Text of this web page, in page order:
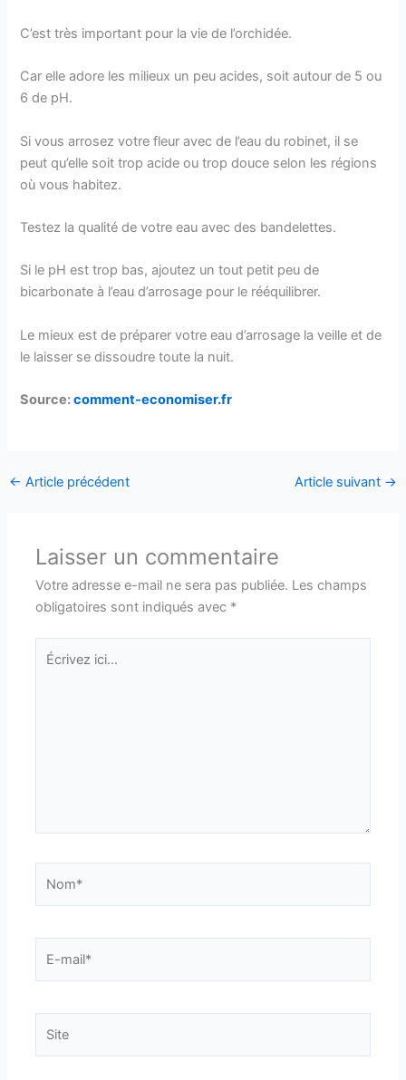
C’est très important pour la vie de l’orchidée.
Car elle adore les milieux un peu acides, soit autour de 5 ou
6 de pH.
Si vous arrosez votre fleur avec de l’eau du robinet, il se
peut qu’elle soit trop acide ou trop douce selon les régions
où vous habitez.
Testez la qualité de votre eau avec des bandelettes.
Si le pH est trop bas, ajoutez un tout petit peu de
bicarbonate à l’eau d’arrosage pour le rééquilibrer.
Le mieux est de préparer votre eau d’arrosage la veille et de
le laisser se dissoudre toute la nuit.
Source:comment-economiser.fr
← Article précédent Article suivant →
Laisser un commentaire
Votre adresse e-mail ne sera pas publiée. Les champs
obligatoires sont indiqués avec *
Écrivez
ici…
mail*